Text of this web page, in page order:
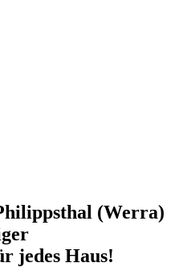
(Werra)
jedes Haus!